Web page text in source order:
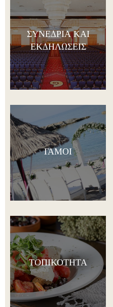
ΣΥΝΈΔΡΙΑ ΚΑΙ
ΕΚΔΗΛΏΣΕΙΣ
ΓΆΜΟΙ
ΤΟΠΙΚΌΤΗΤΑ